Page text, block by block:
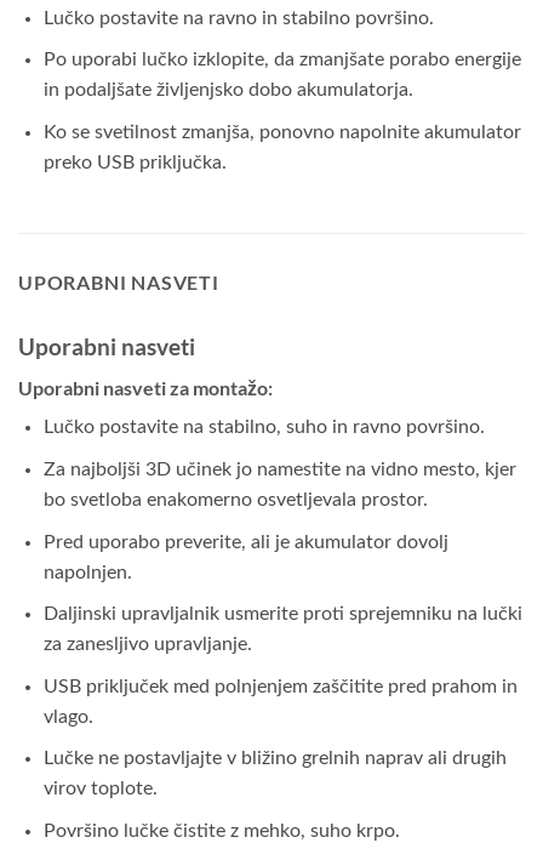
Lučko postavite na ravno in stabilno površino.
Po uporabi lučko izklopite, da zmanjšate porabo energije
in podaljšate življenjsko dobo akumulatorja.
Ko se svetilnost zmanjša, ponovno napolnite akumulator
preko USB priključka.
UPORABNI NASVETI
Uporabni nasveti
Uporabni nasveti za montažo:
Lučko postavite na stabilno, suho in ravno površino.
Za najboljši 3D učinek jo namestite na vidno mesto, kjer
bo svetloba enakomerno osvetljevala prostor.
Pred uporabo preverite, ali je akumulator dovolj
napolnjen.
Daljinski upravljalnik usmerite proti sprejemniku na lučki
za zanesljivo upravljanje.
USB priključek med polnjenjem zaščitite pred prahom in
vlago.
Lučke ne postavljajte v bližino grelnih naprav ali drugih
virov toplote.
Površino lučke čistite z mehko, suho krpo.